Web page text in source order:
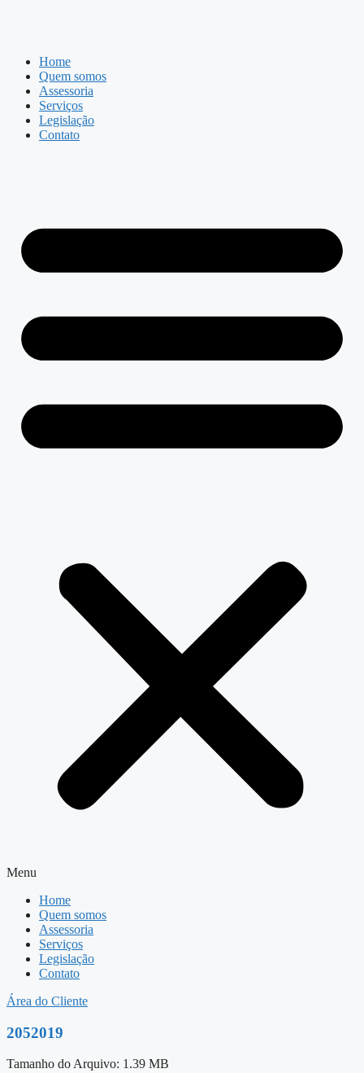
Home
Quem somos
Assessoria
Serviços
Legislação
Contato
Menu
Home
Quem somos
Assessoria
Serviços
Legislação
Contato
Área do Cliente
2052019
Tamanho do Arquivo: 1.39 MB